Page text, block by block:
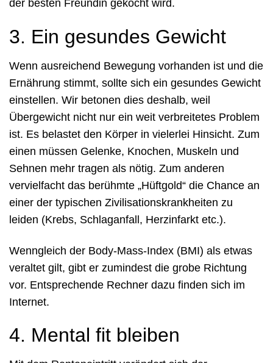
der besten Freundin gekocht wird.
3. Ein gesundes Gewicht
Wenn ausreichend Bewegung vorhanden ist und die
Ernährung stimmt, sollte sich ein gesundes Gewicht
einstellen. Wir betonen dies deshalb, weil
Übergewicht nicht nur ein weit verbreitetes Problem
ist. Es belastet den Körper in vielerlei Hinsicht. Zum
einen müssen Gelenke, Knochen, Muskeln und
Sehnen mehr tragen als nötig. Zum anderen
vervielfacht das berühmte „Hüftgold“ die Chance an
einer der typischen Zivilisationskrankheiten zu
leiden (Krebs, Schlaganfall, Herzinfarkt etc.).
Wenngleich der Body-Mass-Index (BMI) als etwas
veraltet gilt, gibt er zumindest die grobe Richtung
vor. Entsprechende Rechner dazu finden sich im
Internet.
4. Mental fit bleiben